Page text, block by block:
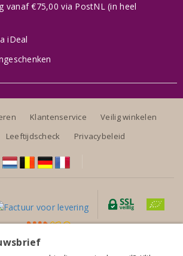
vanaf €75,00 via PostNL (in heel
iDeal
Klantenservice
Veilig winkelen
Leeftijdscheck Privacybeleid